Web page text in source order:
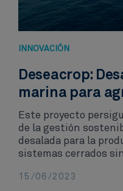
INNOVACIÓN​
Deseacrop:
marina para
Este proyecto
de la gestión
desalada para la
sistemas cerrados
15/06/2023